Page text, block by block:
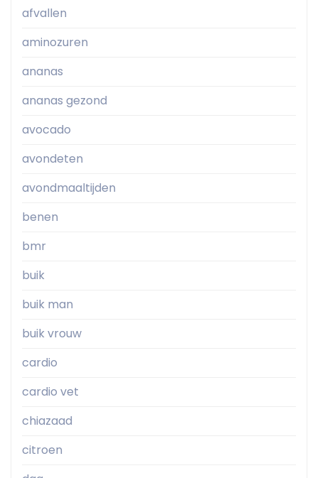
afvallen
aminozuren
ananas
ananas gezond
avocado
avondeten
avondmaaltijden
benen
bmr
buik
buik man
buik vrouw
cardio
cardio vet
chiazaad
citroen